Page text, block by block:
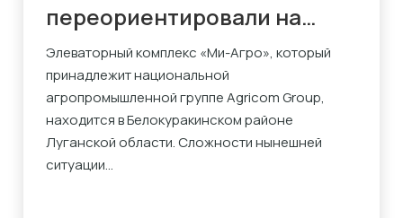
переориентировали на
автотранспорт
Элеваторный комплекс «Ми-Агро», который
принадлежит национальной
агропромышленной группе Agricom Group,
находится в Белокуракинском районе
Луганской области. Сложности нынешней
ситуации...